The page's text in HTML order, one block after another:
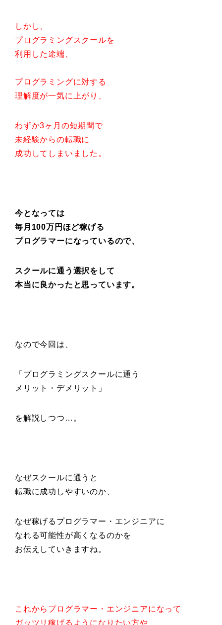
しかし、
プログラミングスクールを
利用した途端、
プログラミングに対する
理解度が一気に上がり、
わずか3ヶ月の短期間で
未経験からの転職に
成功してしまいました。
今となっては
毎月100万円ほど稼げる
プログラマーになっているので、
スクールに通う選択をして
本当に良かったと思っています。
なので今回は、
「プログラミングスクールに通う
メリット・デメリット」
を解説しつつ…。
なぜスクールに通うと
転職に成功しやすいのか、
なぜ稼げるプログラマー・エンジニアに
なれる可能性が高くなるのかを
お伝えしていきますね。
これからプログラマー・エンジニアになって
ガッツリ稼げるようになりたい方や